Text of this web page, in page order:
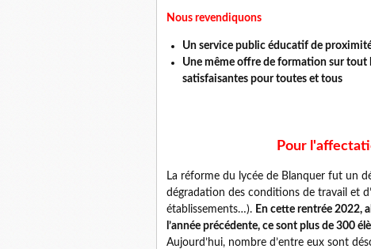
Nous revendiquons
Un service public éducatif de
Une même offre de formation sur tout
satisfaisantes pour toutes et tous
Pour
La réforme du lycée de Blanquer fut un
dégradation des conditions de travail et
établissements…). En cette rentrée 2022,
l’année précédente, ce sont plus de 300
Aujourd’hui, nombre d’entre eux sont